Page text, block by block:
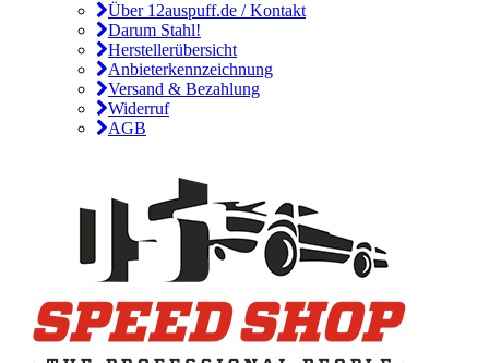
Über 12auspuff.de / Kontakt
Darum Stahl!
Herstellerübersicht
Anbieterkennzeichnung
Versand & Bezahlung
Widerruf
AGB